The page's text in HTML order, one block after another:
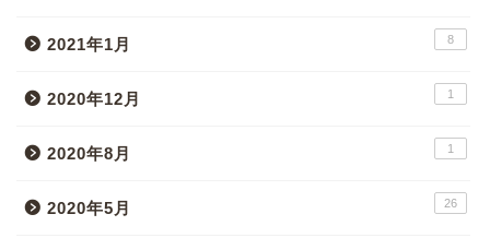
2021年1月 8
2020年12月 1
2020年8月 1
2020年5月 26